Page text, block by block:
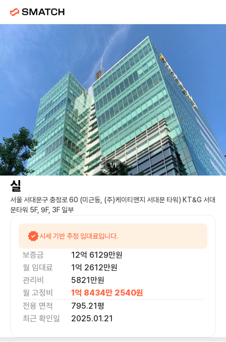
1/1
KT&G 서대문타워임대 | 서대문역사무
실
서울 서대문구 충정로 60 (미근동, (주)케이티앤지 서대문 타워) KT&G 서대
문타워 5F, 9F, 3F 일부
시세 기반 추정 임대료입니다.
보증금 12억 6129만원
월 임대료
1억 2612만원
관리비
5821만원
월 고정비
1억 8434만 2540원
전용 면적
795.21평
최근 확인일
2025.01.21